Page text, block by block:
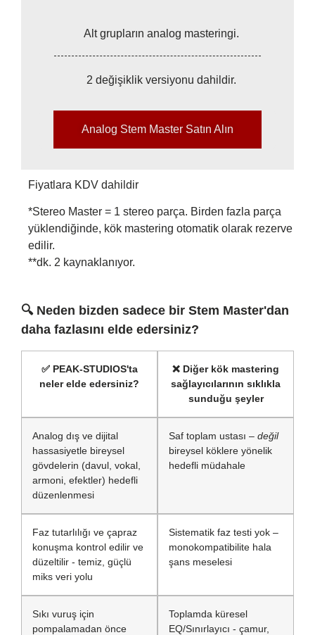
Alt grupların analog masteringi.
2 değişiklik versiyonu dahildir.
Analog Stem Master Satın Alın
Fiyatlara KDV dahildir
*Stereo Master = 1 stereo parça. Birden fazla parça
yüklendiğinde, kök mastering otomatik olarak rezerve
edilir.
**dk. 2 kaynaklanıyor.
🔍 Neden bizden sadece bir Stem Master'dan
daha fazlasını elde edersiniz?
✅ PEAK-STUDIOS'ta
neler elde edersiniz?
❌ Diğer kök mastering
sağlayıcılarının sıklıkla
sunduğu şeyler
Analog dış ve dijital
hassasiyetle bireysel
gövdelerin (davul, vokal,
armoni, efektler) hedefli
düzenlenmesi
Saf toplam ustası – değil
bireysel köklere yönelik
hedefli müdahale
Faz tutarlılığı ve çapraz
konuşma kontrol edilir ve
düzeltilir - temiz, güçlü
miks veri yolu
Sistematik faz testi yok –
monokompatibilite hala
şans meselesi
Sıkı vuruş için
pompalamadan önce
Toplamda küresel
EQ/Sınırlayıcı - çamur,